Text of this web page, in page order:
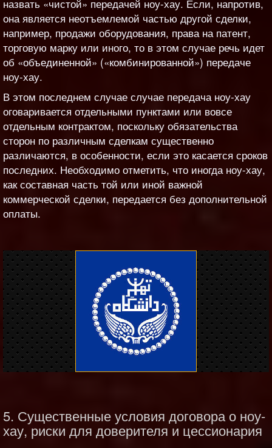
назвать «чистой» передачей ноу-хау. Если, напротив,
она является неотъемлемой частью другой сделки,
например, продажи оборудования, права на патент,
торговую марку или иного, то в этом случае речь идет
об «объединенной» («комбинированной») передаче
ноу-хау.
В этом последнем случае случае передача ноу-хау
оговаривается отдельными пунктами или вовсе
отдельным контрактом, поскольку обязательства
сторон по различным сделкам существенно
различаются, в особенности, если это касается сроков
последних. Необходимо отметить, что иногда ноу-хау,
как составная часть той или иной важной
коммерческой сделки, передается без дополнительной
оплаты.
5. Существенные условия договора о ноу-
хау, риски для доверителя и цессионария